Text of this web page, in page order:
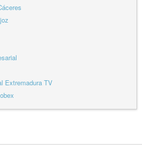
Extremadura TV